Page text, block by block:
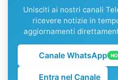
Unisciti ai nostri canali
ricevere notizie in
aggiornamenti
Canale WhatsApp
Entra nel Canale